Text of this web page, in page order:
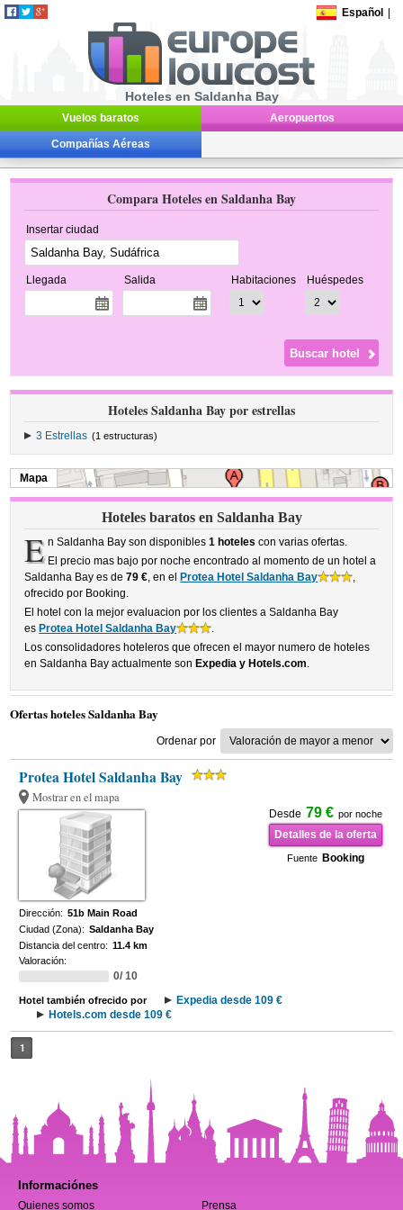
Español
Hoteles en Saldanha Bay
Vuelos baratos Aeropuertos
Compañías Aéreas
Compara Hoteles en Saldanha Bay
Insertar ciudad
Llegada Salida Habitaciones Huéspedes
Hoteles Saldanha Bay por estrellas
3 Estrellas (1 estructuras)
Mapa
Hoteles baratos en Saldanha Bay
E n Saldanha Bay son disponibles 1 hoteles con varias ofertas.
El precio mas bajo por noche encontrado al momento de un hotel a
Saldanha Bay es de79 €, en el Protea Hotel Saldanha Bay
,
ofrecido por Booking.
El hotel con la mejor evaluacion por los clientes a Saldanha Bay
es Protea Hotel Saldanha Bay
.
Los consolidadores hoteleros que ofrecen el mayor numero de hoteles
en Saldanha Bay actualmente son Expedia y Hotels.com.
Ofertas hoteles Saldanha Bay
Ordenar por
Protea Hotel Saldanha Bay
Mostrar en el mapa
Desde 79 € por noche
Detalles de la oferta
Fuente Booking
Dirección: 51b Main Road
Ciudad (Zona): Saldanha Bay
Distancia del centro: 11.4 km
Valoración:
0/ 10
Hotel también ofrecido por
Expedia desde 109 €
Hotels.com desde 109 €
1
Informaciónes
Quienes somos Prensa